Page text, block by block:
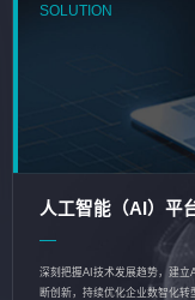
SOLUTION
人工智能（AI）平
深刻把握AI技术发展趋势，建立
断创新，持续优化企业数智化